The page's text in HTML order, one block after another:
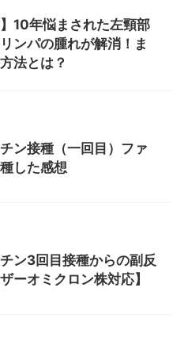
】10年悩まされた左頸部
ンパの腫れが解消！ま
法とは？
ン接種（一回目）ファ
した感想
ン3回目接種からの副反
ーオミクロン株対応】